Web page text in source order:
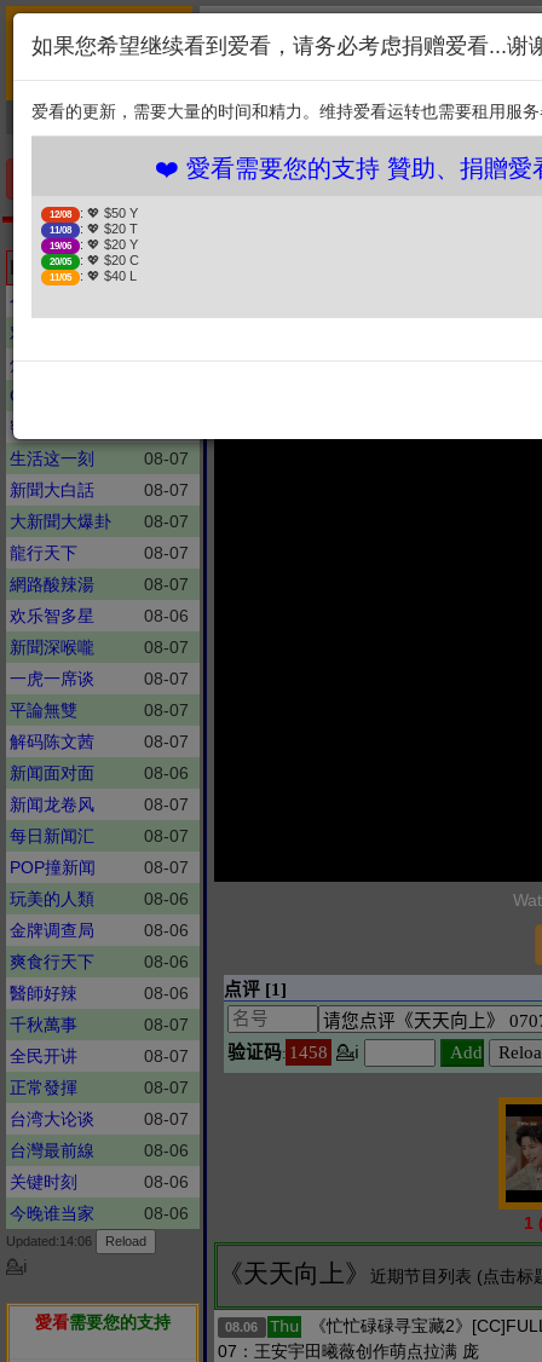
新闻
综艺 剧集
捐贈幫助
❤️ 愛看需要您的支持 贊
: 💖 $50 Y
11/08
19/06 : 💖 $20 Y
2. 点击捐赠
Latest updates
今日关注
对话
焦点访谈
08-06
CCTV新闻节目
密室大逃脱
生活这一刻
08-07
新聞大白話
08-07
大新聞大爆卦
08-07
龍行天下
08-07
網路酸辣湯
08-07
欢乐智多星
08-06
新聞深喉嚨
08-07
一虎一席谈
08-07
平論無雙
08-07
解码陈文茜
08-07
新闻面对面
08-06
新闻龙卷风
08-07
每日新闻汇
08-07
POP撞新闻
08-07
玩美的人類
08-06
金牌调查局
08-06
爽食行天下
08-06
醫師好辣
08-06
千秋萬事
08-07
全民开讲
08-07
正常發揮
08-07
台湾大论谈
08-07
台灣最前線
08-06
关键时刻
08-06
今晚谁当家
08-06
Updated:14:06
💁ℹ
愛看需要您的支持
1
《天天向上》 近期节目列表 (点击标
08.06 Thu
《忙忙碌碌寻宝藏2》
07：王安宇田曦薇创作萌点拉满 庞
如果您希望继续看到爱看，请务必考虑捐赠爱看...谢
爱看的更新，需要大量的时间和精力。维持爱看运转也需要租用服
❤️ 愛看需要您的支持 贊助、捐贈愛看 分
12/08 : 💖 $50 Y
11/08 : 💖 $20 T
19/06 : 💖 $20 Y
20/05 : 💖 $20 C
11/05 : 💖 $40 L